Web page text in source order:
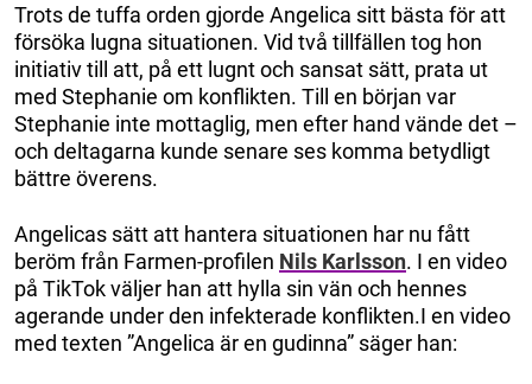
Trots de tuffa orden gjorde Angelica sitt bästa för att
försöka lugna situationen. Vid två tillfällen tog hon
initiativ till att, på ett lugnt och sansat sätt, prata ut
med Stephanie om konflikten. Till en början var
Stephanie inte mottaglig, men efter hand vände det –
och deltagarna kunde senare ses komma betydligt
bättre överens.
Angelicas sätt att hantera situationen har nu fått
beröm från Farmen-profilen Nils Karlsson. I en video
på TikTok väljer han att hylla sin vän och hennes
agerande under den infekterade konflikten.I en video
med texten ”Angelica är en gudinna” säger han: